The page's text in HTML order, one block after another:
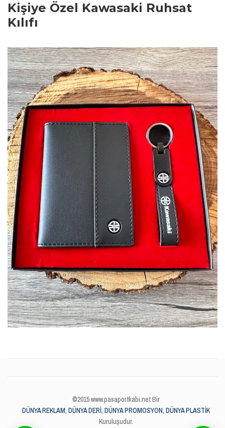
Kişiye Özel Kawasaki Ruhsat
Kılıfı
©2015 www.pasaportkabi.net Bir
DÜNYA REKLAM, DÜNYA DERİ, DÜNYA PROMOSYON, DÜNYA PLASTİK
Kuruluşudur.